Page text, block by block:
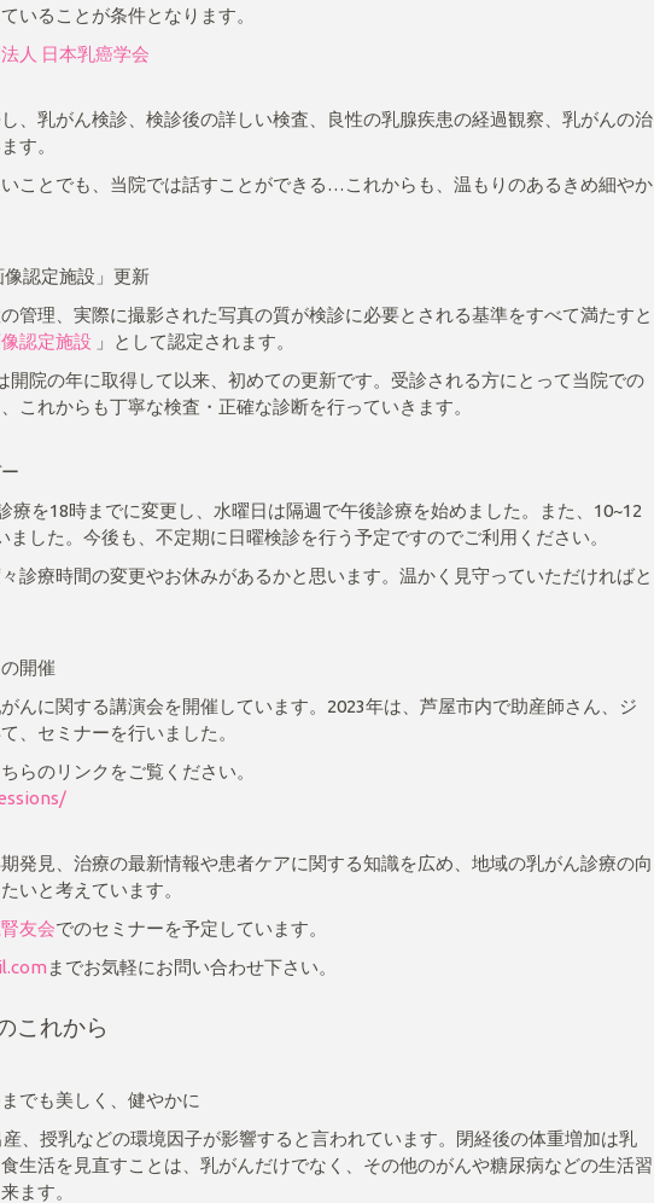
いることが条件となります。
人 日本乳癌学会
、乳がん検診、検診後の詳しい検査、良性の乳腺疾患の経過観察、乳がんの治
す。
ことでも、当院では話すことができる…これからも、温もりのあるきめ細やか
認定施設」更新
管理、実際に撮影された写真の質が検診に必要とされる基準をすべて満たすと
認定施設 」として認定されます。
開院の年に取得して以来、初めての更新です。受診される方にとって当院での
これからも丁寧な検査・正確な診断を行っていきます。
療を18時までに変更し、水曜日は隔週で午後診療を始めました。また、10~12
ました。今後も、不定期に日曜検診を行う予定ですのでご利用ください。
診療時間の変更やお休みがあるかと思います。温かく見守っていただければと
開催
んに関する講演会を開催しています。2023年は、芦屋市内で助産師さん、ジ
、セミナーを行いました。
らのリンクをご覧ください。
発見、治療の最新情報や患者ケアに関する知識を広め、地域の乳がん診療の向
いと考えています。
友会でのセミナーを予定しています。
までお気軽にお問い合わせ下さい。
これから
でも美しく、健やかに
、授乳などの環境因子が影響すると言われています。閉経後の体重増加は乳
生活を見直すことは、乳がんだけでなく、その他のがんや糖尿病などの生活習
ます。